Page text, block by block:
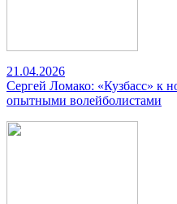
21.04.2026
Сергей Ломако: «Кузбасс» к
опытными волейболистами